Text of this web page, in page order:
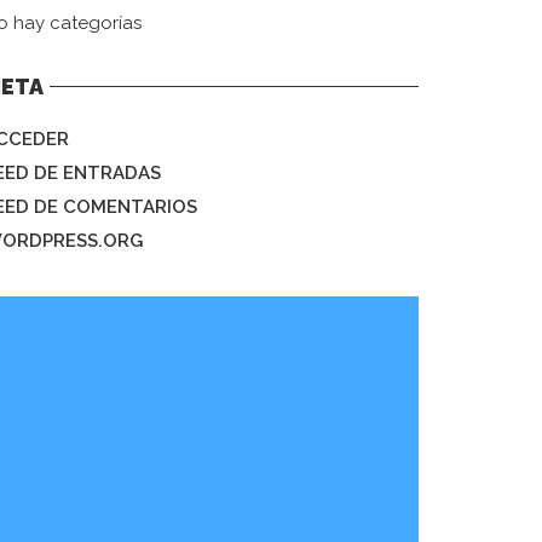
hay categorías
DE ENTRADAS
DE COMENTARIOS